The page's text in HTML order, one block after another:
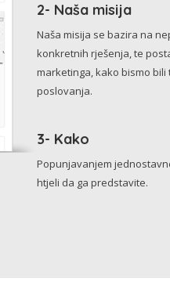
2- Naša misija
Naša misija se bazira na
konkretnih rješenja, te
marketinga, kako bismo
poslovanja.
3- Kako
Popunjavanjem
htjeli da ga predstavite.